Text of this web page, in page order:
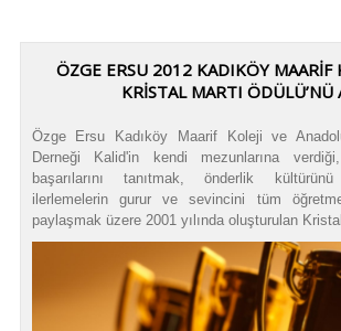
ÖZGE ERSU 2012 KADIKÖY MAARİF
KRİSTAL MARTI ÖDÜLÜ’NÜ
Özge Ersu Kadıköy Maarif Koleji ve
Derneği Kalid'in kendi mezunlarına
başarılarını tanıtmak, önderlik
ilerlemelerin gurur ve sevincini tüm
paylaşmak üzere 2001 yılında oluşturulan